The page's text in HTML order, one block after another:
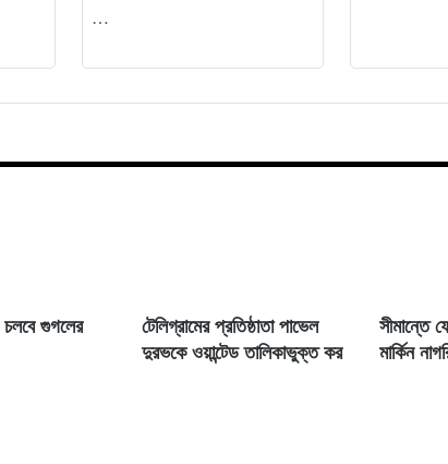
…
গুগলের
টেলিগ্রামের প্রতিষ্ঠাতা পাভেল
দুরভকে ওয়ান্টেড তালিকাভুক্ত কর
সীমান্তে
মার্কিন